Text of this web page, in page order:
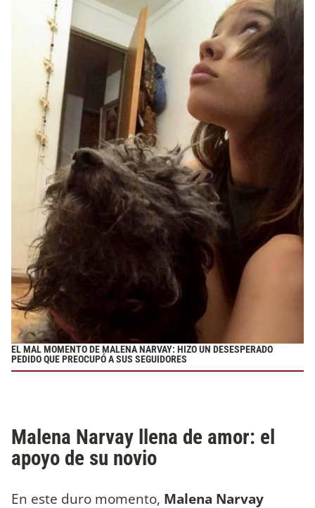
EL MAL MOMENTO DE MALENA NARVAY: HIZO UN DESESPERADO
PEDIDO QUE PREOCUPÓ A SUS SEGUIDORES
Malena Narvay llena de amor: el
apoyo de su novio
En este duro momento, Malena Narvay